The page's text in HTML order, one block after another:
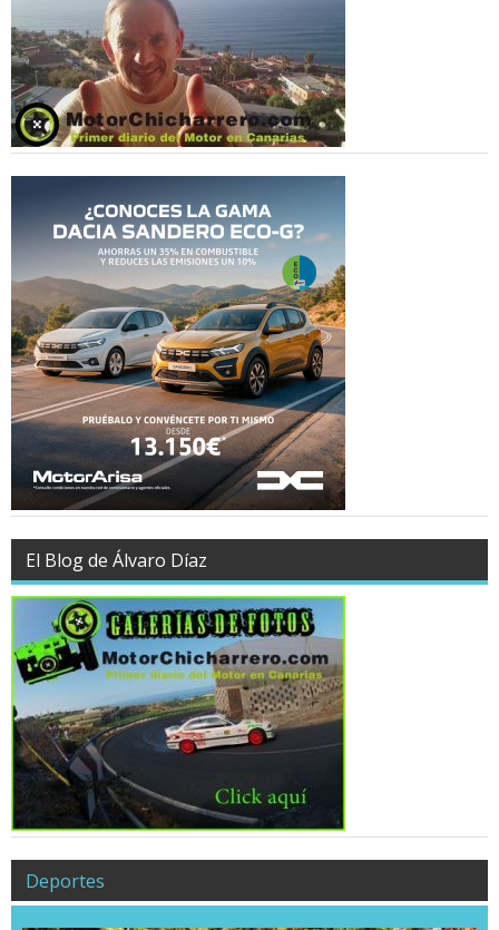
El Blog de Álvaro Díaz
Deportes